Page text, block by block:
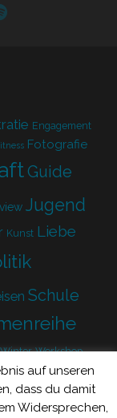
spotify
Engagement
Fotografie
Guide
Jugend
Kunst Liebe
Schule
Winter Workshop
auf unseren
dass du damit
Widersprechen,